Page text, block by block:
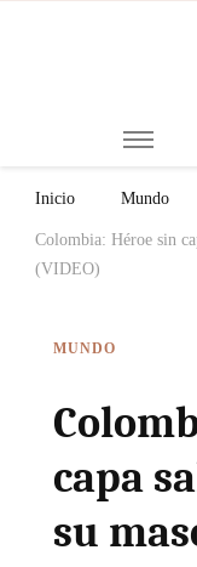
Inicio Mundo
Colombia: Héroe sin
(VIDEO)
MUNDO
capa
su